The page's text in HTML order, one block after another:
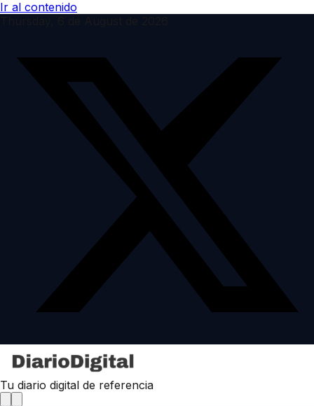
Ir al contenido
Tu diario digital de referencia